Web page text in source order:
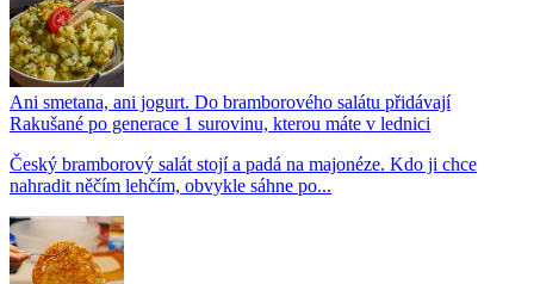
Ani smetana, ani jogurt. Do bramborového salátu přidávají
Rakušané po generace 1 surovinu, kterou máte v lednici
Český bramborový salát stojí a padá na majonéze. Kdo ji chce
nahradit něčím lehčím, obvykle sáhne po...